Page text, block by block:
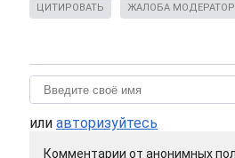
ЦИТИРОВАТЬ ЖАЛОБА
или авторизуйтесь
Комментарии от анонимных